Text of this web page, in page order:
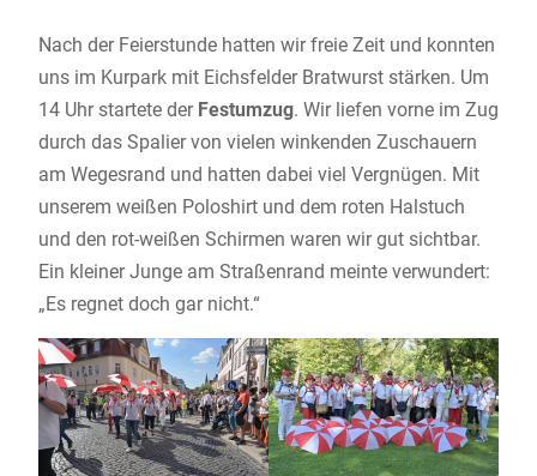
Nach der Feierstunde hatten wir freie Zeit und konnten
uns im Kurpark mit Eichsfelder Bratwurst stärken. Um
14 Uhr startete derFestumzug. Wir liefen vorne im Zug
durch das Spalier von vielen winkenden Zuschauern
am Wegesrand und hatten dabei viel Vergnügen. Mit
unserem weißen Poloshirt und dem roten Halstuch
und den rot-weißen Schirmen waren wir gut sichtbar.
Ein kleiner Junge am Straßenrand meinte verwundert:
„Es regnet doch gar nicht.“